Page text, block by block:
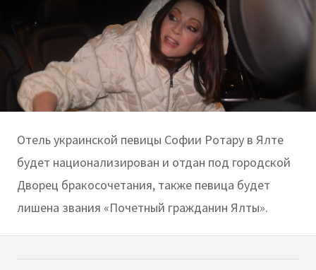
Отель украинской певицы Софии Ротару в Ялте
будет национализирован и отдан под городской
Дворец бракосочетания, также певица будет
лишена звания «Почетный гражданин Ялты».